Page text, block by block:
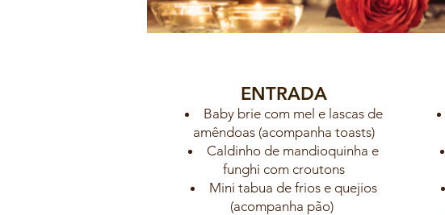
ENTRADA
Baby brie com mel e lascas de
amêndoas (acompanha toasts)
Caldinho de mandioquinha e
funghi com croutons
Mini tabua de frios e quejios
(acompanha pão)